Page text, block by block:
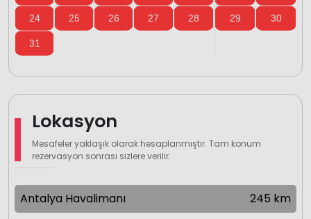
24 25 26 27 28 29 30
31
Lokasyon
Mesafeler yaklaşık olarak hesaplanmıştır. Tam konum
rezervasyon sonrası sizlere verilir.
Antalya Havalimanı 245 km